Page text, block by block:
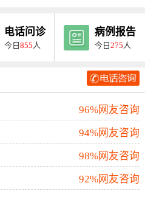
电话问诊
今日855 人
病例报告
今日275 人
96%网友咨询
94%网友咨询
98%网友咨询
92%网友咨询